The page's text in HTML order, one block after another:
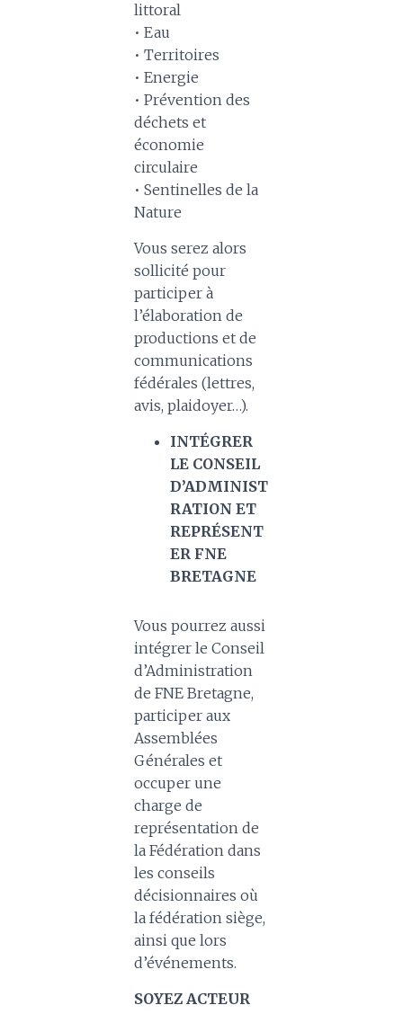
littoral
• Eau
• Territoires
• Energie
• Prévention des
déchets et
économie
circulaire
• Sentinelles de la
Nature
Vous serez alors
sollicité pour
participer à
l’élaboration de
productions et de
communications
fédérales (lettres,
avis, plaidoyer…).
INTÉGRER
LE CONSEIL
D’ADMINIST
RATION ET
REPRÉSENT
ER FNE
BRETAGNE
Vous pourrez aussi
intégrer le Conseil
d’Administration
de FNE Bretagne,
participer aux
Assemblées
Générales et
occuper une
charge de
représentation de
la Fédération dans
les conseils
décisionnaires où
la fédération siège,
ainsi que lors
d’événements.
SOYEZ ACTEUR